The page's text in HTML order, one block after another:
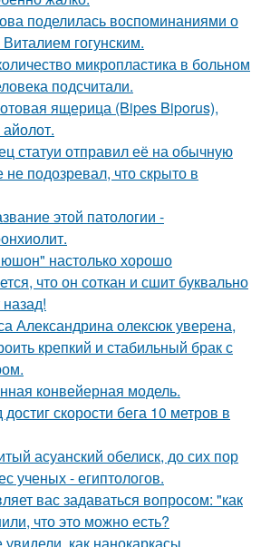
поделилась воспоминаниями о
гогунским.
микропластика в больном
подсчитали.
ящерица (Bipes Biporus),
статуи отправил её на обычную
подозревал, что скрыто в
этой патологии -
настолько хорошо
что он соткан и сшит буквально
Александрина олексюк уверена,
крепкий и стабильный брак с
конвейерная модель.
скорости бега 10 метров в
асуанский обелиск, до сих пор
ученых - египтологов.
вас задаваться вопросом: "как
что это можно есть?